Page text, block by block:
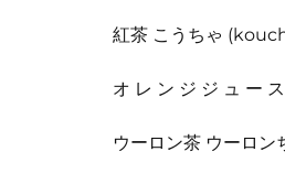
紅茶 こうちゃ
オ レ ン ジ ジ ュ ー
ウーロン茶 ウーロ